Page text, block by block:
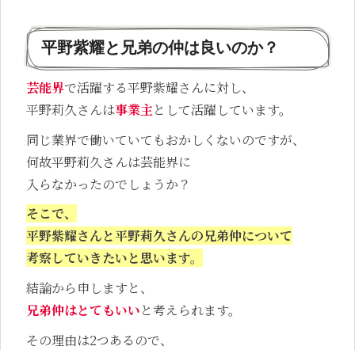
平野紫耀と兄弟の仲は良いのか？
芸能界で活躍する平野紫耀さんに対し、
平野莉久さんは事業主として活躍しています。
同じ業界で働いていてもおかしくないのですが、
何故平野莉久さんは芸能界に
入らなかったのでしょうか？
そこで、
平野紫耀さんと平野莉久さんの兄弟仲について
考察していきたいと思います。
結論から申しますと、
兄弟仲はとてもいいと考えられます。
その理由は2つあるので、